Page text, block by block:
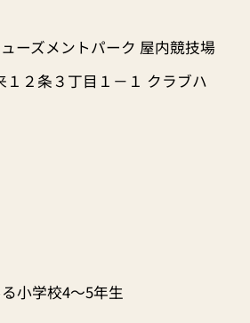
ーズメントパーク 屋内競技場
１２条３丁目１－１ クラブハ
小学校4～5年生